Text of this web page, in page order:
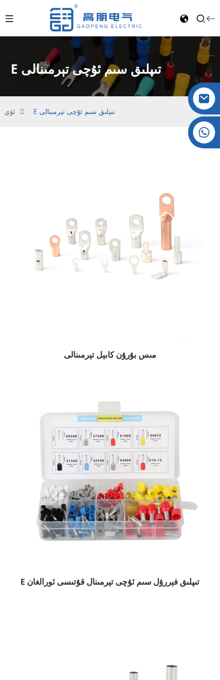
E تىپلىق سىم ئۇچى تېرمىنالى
ئۆي E تىپلىق سىم ئۇچى تېرمىنالى
مىس بۇرۇن كابېل تېرمىنالى
E تىپلىق فېررۇل سىم ئۇچى تېرمىنال قۇتىسى ئورالغان